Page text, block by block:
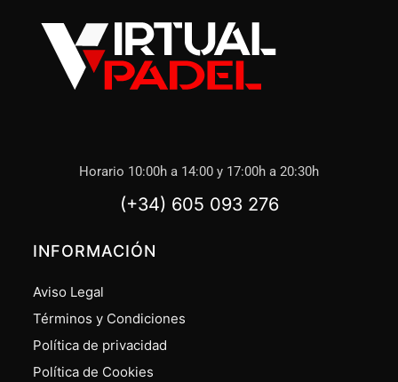
Horario 10:00h a 14:00 y 17:00h a 20:30h
(+34) 605 093 276
INFORMACIÓN
Aviso Legal
Términos y Condiciones
Política de privacidad
Política de Cookies